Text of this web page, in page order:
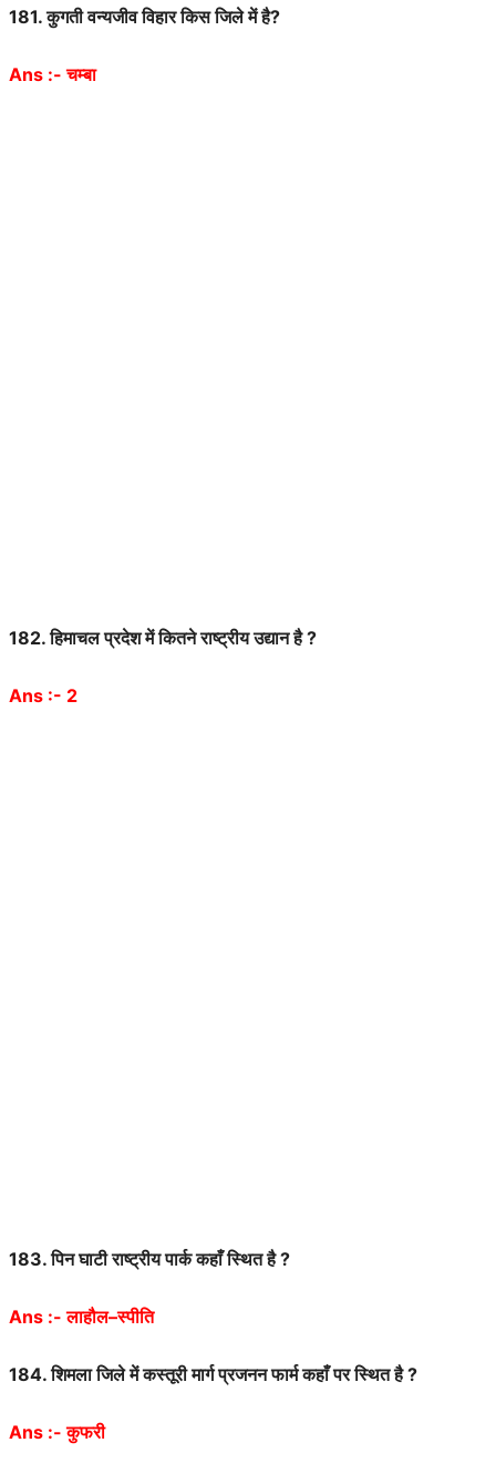
181. कुगती वन्यजीव विहार किस जिले में है?
Ans :-चम्बा
182.हिमाचल प्रदेश में कितने राष्ट्रीय उद्यान है ?
Ans :- 2
183.पिन घाटी राष्ट्रीय पार्क कहाँ स्थित है ?
Ans :-लाहौल–स्पीति
184.शिमला जिले में कस्तूरी मार्ग प्रजनन फार्म कहाँ पर स्थित है ?
Ans :-कुफरी